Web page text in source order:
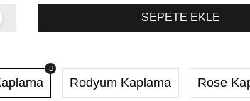
SEPETE EKLE
Rodyum Kaplama Rose